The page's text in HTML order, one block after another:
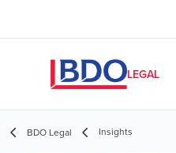
LEGAL
BDO Legal Insights